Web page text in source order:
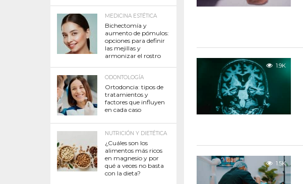
1.9K
1.5K
MEDICINA ESTÉTICA
Bichectomía y
aumento de pómulos:
opciones para definir
las mejillas y
armonizar el rostro
ODONTOLOGÍA
Ortodoncia: tipos de
tratamientos y
factores que influyen
en cada caso
NUTRICIÓN Y DIETÉTICA
¿Cuáles son los
alimentos más ricos
en magnesio y por
qué a veces no basta
con la dieta?